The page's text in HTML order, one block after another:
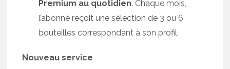
Premium au quotidien. Chaque mois,
l’abonné reçoit une sélection de 3 ou 6
bouteilles correspondant à son profil.
Nouveau service